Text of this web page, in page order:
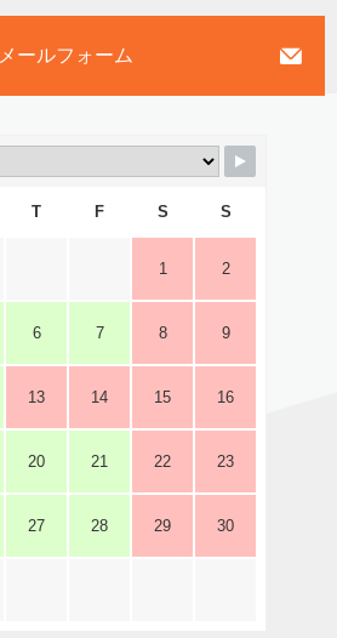
メールフォーム
T F S S
1 2
6 7 8 9
13 14 15 16
20 21 22 23
27 28 29 30